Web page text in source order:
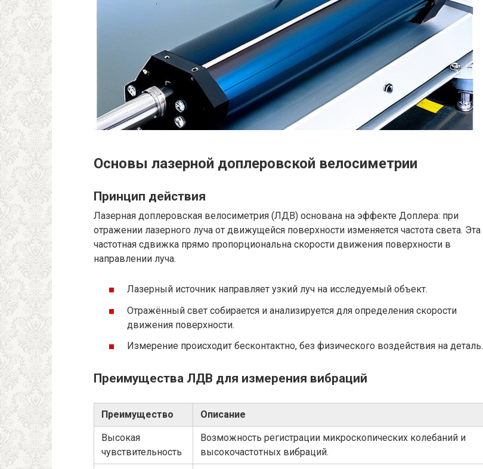
Основы лазерной доплеровской велосиметрии
Принцип действия
Лазерная доплеровская велосиметрия (ЛДВ) основана на эффекте Доплера: при
отражении лазерного луча от движущейся поверхности изменяется частота света. Эта
частотная сдвижка прямо пропорциональна скорости движения поверхности в
направлении луча.
Лазерный источник направляет узкий луч на исследуемый объект.
Отражённый свет собирается и анализируется для определения скорости
движения поверхности.
Измерение происходит бесконтактно, без физического воздействия на деталь.
Преимущества ЛДВ для измерения вибраций
Преимущество Описание
Высокая
чувствительность
Возможность регистрации микроскопических колебаний и
высокочастотных вибраций.